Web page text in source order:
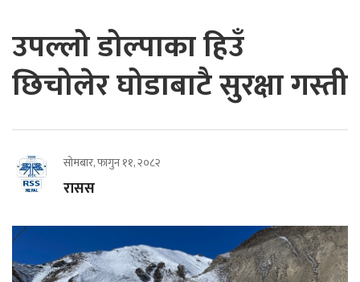
उपल्लो डोल्पाका हिउँ
छिचोलेर घोडाबाटै सुरक्षा गस्ती
सोमबार, फागुन ११, २०८२
रासस